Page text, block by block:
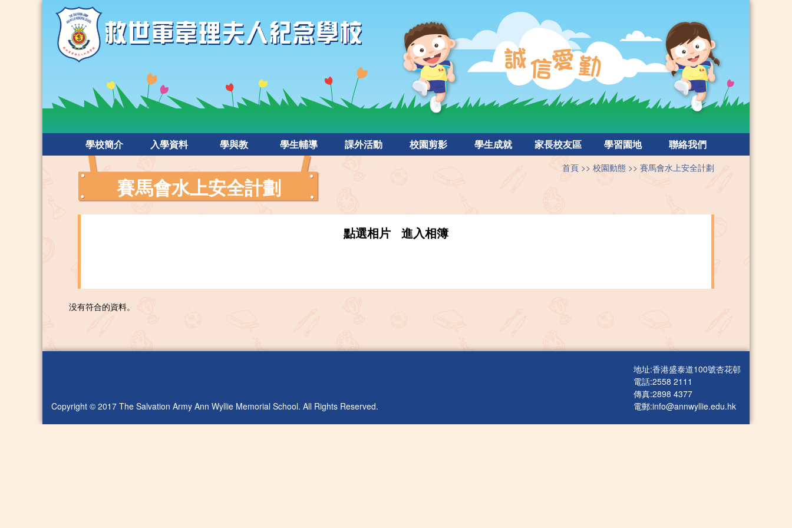
學校簡介 入學資料 學與教 學生輔導 課外活動 校園剪影 學生成就 家長校友區 學習園地 聯絡我們
賽⾺會⽔上安全計劃
首頁 校園動態 賽⾺會⽔上安全計劃
點選相片 進入相簿
没有符合的資料。
Copyright © 2017 The Salvation Army Ann Wyllie Memorial School. All Rights Reserved.
地址:香港盛泰道100號杏花邨
電話:2558 2111
傳真:2898 4377
電郵:info@annwyllie.edu.hk